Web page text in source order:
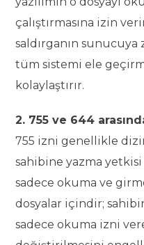
çalıştırmasına izin
saldırganın
tüm sistemi ele
kolaylaştırır.
2. 755 ve 644
755 izni genellikle
sahibine yazma
sadece okuma ve
dosyalar içindir;
sadece okuma izni